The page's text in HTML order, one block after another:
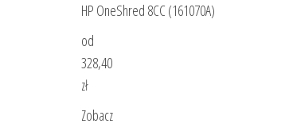
HP OneShred 8CC (161070A)
od
328,40
zł
Zobacz